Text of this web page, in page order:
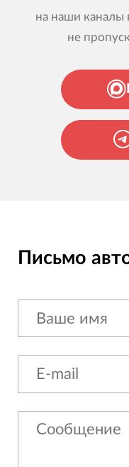
на наши каналы
не
Письмо